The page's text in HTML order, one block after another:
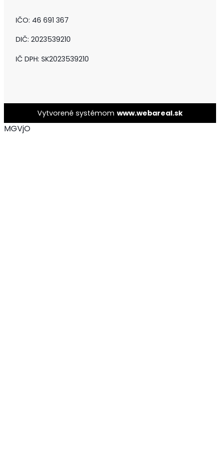
IČO: 46 691 367
DIČ: 2023539210
IČ DPH: SK2023539210
Vytvorené systémom www.webareal.sk
MGVjO